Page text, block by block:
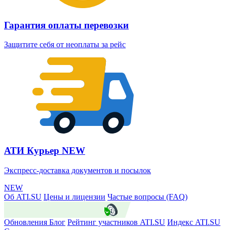
Гарантия оплаты перевозки
Защитите себя от неоплаты за рейс
АТИ Курьер NEW
Экспресс-доставка документов и посылок
NEW
Об ATI.SU Цены и лицензии Частые вопросы (FAQ)
Обновления Блог Рейтинг участников ATI.SU Индекс ATI.SU